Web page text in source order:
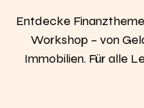
Entdecke
Workshop – von
Immobilien. Für alle